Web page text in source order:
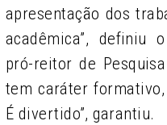
apresentação dos
acadêmica”, definiu
pró-reitor de
tem caráter
É divertido”, garantiu.